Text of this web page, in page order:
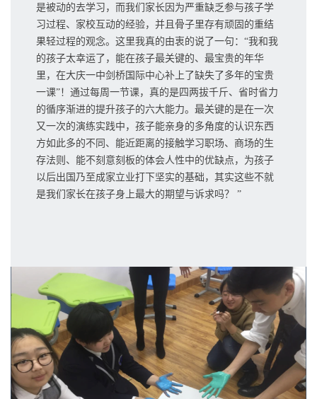
是被动的去学习，而我们家长因为严重缺乏参与孩子学
习过程、家校互动的经验，并且骨子里存有顽固的重结
果轻过程的观念。这里我真的由衷的说了一句：“我和我
的孩子太幸运了，能在孩子最关键的、最宝贵的年华
里，在大庆一中剑桥国际中心补上了缺失了多年的宝贵
一课”！通过每周一节课，真的是四两拔千斤、省时省力
的循序渐进的提升孩子的六大能力。最关键的是在一次
又一次的演练实践中，孩子能亲身的多角度的认识东西
方如此多的不同、能近距离的接触学习职场、商场的生
存法则、能不刻意刻板的体会人性中的优缺点，为孩子
以后出国乃至成家立业打下坚实的基础，其实这些不就
是我们家长在孩子身上最大的期望与诉求吗？ ”